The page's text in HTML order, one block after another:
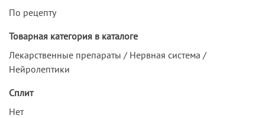
По рецепту
Товарная категория в каталоге
Лекарственные препараты / Нервная система /
Нейролептики
Сплит
Нет